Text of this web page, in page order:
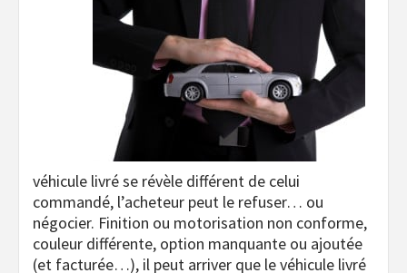
véhicule livré se révèle différent de celui
commandé, l’acheteur peut le refuser… ou
négocier. Finition ou motorisation non conforme,
couleur différente, option manquante ou ajoutée
(et facturée…), il peut arriver que le véhicule livré